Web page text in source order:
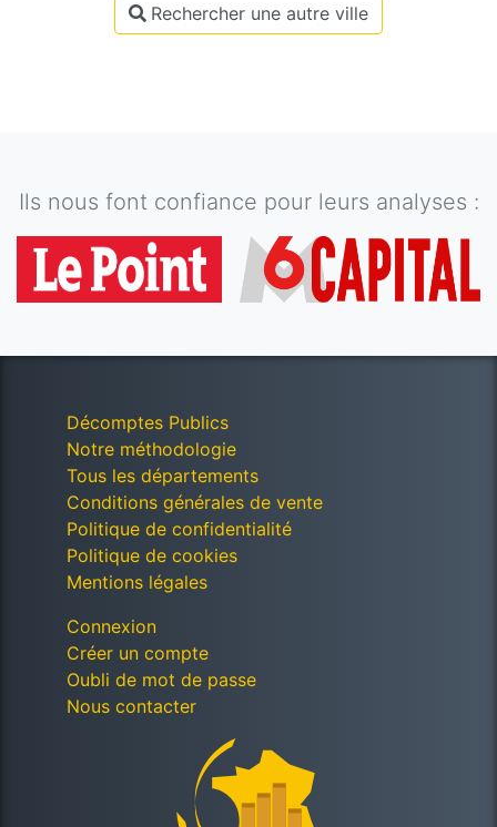
Rechercher une autre ville
Ils nous font confiance pour leurs analyses :
Décomptes Publics
Notre méthodologie
Tous les départements
Conditions générales de vente
Politique de confidentialité
Politique de cookies
Mentions légales
Connexion
Créer un compte
Oubli de mot de passe
Nous contacter